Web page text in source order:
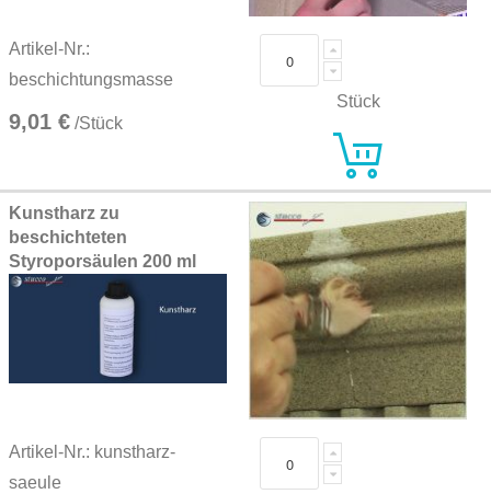
Artikel-Nr.:
beschichtungsmasse
9,01 € /Stück
Stück
Kunstharz zu
beschichteten
Styroporsäulen 200 ml
Artikel-Nr.: kunstharz-
saeule